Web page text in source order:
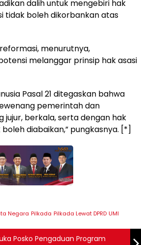
dalih untuk mengebiri hak
tidak boleh dikorbankan atas
menurutnya,
melanggar prinsip hak asasi
Pasal 21 ditegaskan bahwa
pemerintah dan
jujur, berkala, serta dengan hak
diabaikan,” pungkasnya. [*]
Negara Pilkada Pilkada Lewat DPRD UMI
Posko Pengaduan Program